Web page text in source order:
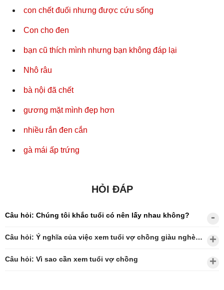
con chết đuối nhưng được cứu sống
Con cho đen
bạn cũ thích mình nhưng bạn không đáp lại
Nhô râu
bà nội đã chết
gương mặt mình đẹp hơn
nhiều rắn đen cắn
gà mái ấp trứng
HỎI ĐÁP
Câu hỏi: Chúng tôi khắc tuổi có nên lấy nhau không?
Câu hỏi: Ý nghĩa của việc xem tuổi vợ chồng giàu nghèo?
Câu hỏi: Vì sao cần xem tuổi vợ chồng